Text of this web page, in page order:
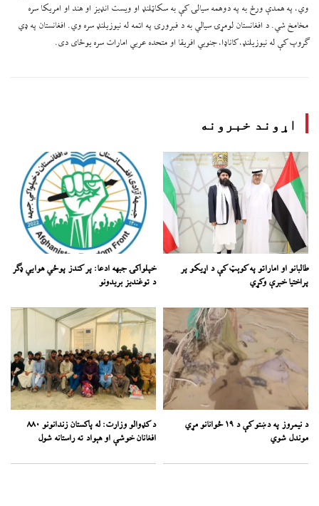
وي، په همدې ورځ به په دوهمه سیالۍ کې به سکاټلنډ او ویست انډیز او هند او امریکا سره
مخامخ شي. د افغانستان لومړۍ سیالي به د فبرورۍ په اتمه له نیوزیلنډ سره وي. افغانستان په ډي
ګروپ کې له نیوزیلنډ، کاناډا، جنوبي افریقا او متحده عربي امارات سره یوځای دی.
اړوند خبرونه
طالبانو او اماراتو په کوېټ کې د اړیکو پر
پراختیا خبرې وکړي
خپلواکۍ جبهه ادعا: پر کندز پوځي هوايي ډګر
د توغندیز بریدونو
د نیمروز په دښتو کې د ۱۹ ځوانانو مړي
موندل شوي
د کډوالو وزارت: له پاکستان زندانونو ۸۸۰
افغانان خوشې او هېواد ته راستانه شول